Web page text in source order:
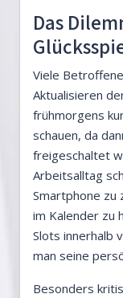
Das
Viele
Aktualisieren
frühmorgens
schauen, da
freigeschaltet
Arbeitsalltag
Smartphone zu
im Kalender zu
Slots innerhalb
man seine
Besonders